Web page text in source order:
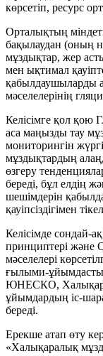
көрсетіп, ресурс
Орталықтың
бақылаудан (оның
мұздықтар, жер
мен ықтимал
қабылдаушыларды
мәселелерінің
Келісімге қол қою
аса маңызды тау
мониторингін
мұздықтардың
өзгеру
береді, бұл елдің
шешімдерін
қауіпсіздігімен
Келісімде сондай-
принциптері және
мәселелері
ғылыми-
ЮНЕСКО,
ұйымдардың іс-
береді.
Ерекше атап өту
«Халықаралық